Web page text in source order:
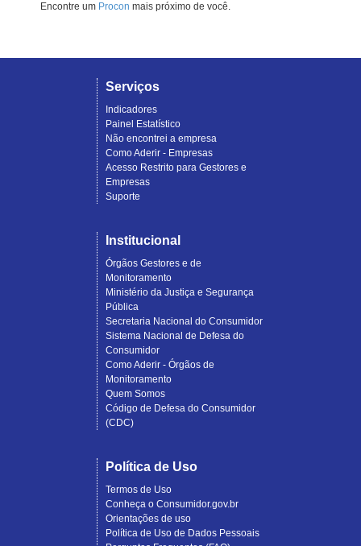
Encontre um Procon mais próximo de você.
Serviços
Indicadores
Painel Estatístico
Não encontrei a empresa
Como Aderir - Empresas
Acesso Restrito para Gestores e
Empresas
Suporte
Institucional
Órgãos Gestores e de
Monitoramento
Ministério da Justiça e Segurança
Pública
Secretaria Nacional do Consumidor
Sistema Nacional de Defesa do
Consumidor
Como Aderir - Órgãos de
Monitoramento
Quem Somos
Código de Defesa do Consumidor
(CDC)
Política de Uso
Termos de Uso
Conheça o Consumidor.gov.br
Orientações de uso
Política de Uso de Dados Pessoais